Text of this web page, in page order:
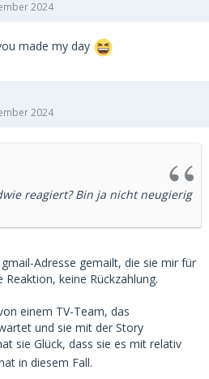
2024
made my day
2024
reagiert? Bin ja nicht neugierig
Adresse gemailt, die sie mir für
keine Rückzahlung.
einem TV-Team, das
und sie mit der Story
sie Glück, dass sie es mit relativ
in diesem Fall.